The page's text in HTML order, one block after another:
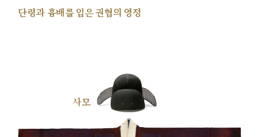
단령과 흉배를 입은 권협의 영정
사모